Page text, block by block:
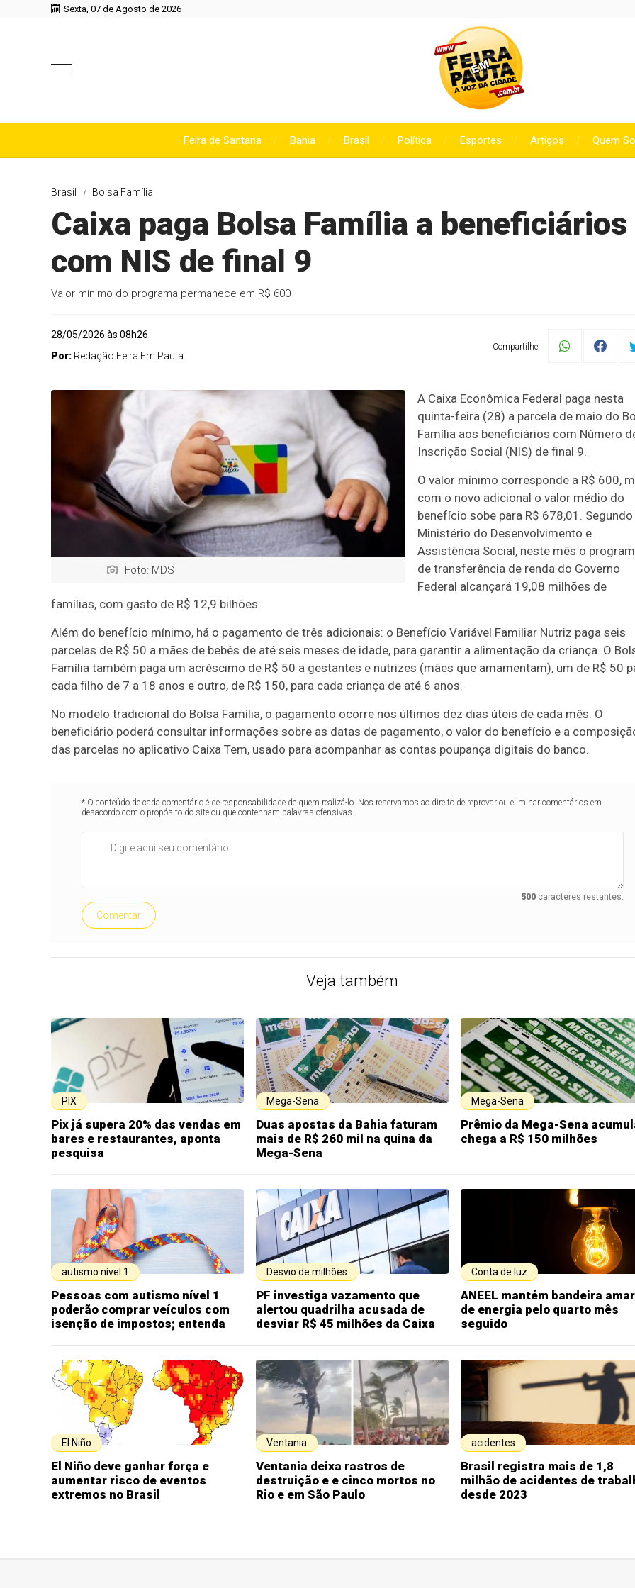
Sexta, 07 de Agosto de 2026
Feira de Santana Bahia Brasil Política Esportes Artigos Quem
Brasil Bolsa Família
Caixa paga Bolsa Família a beneficiários
com NIS de final 9
Valor mínimo do programa permanece em R$ 600
28/05/2026 às 08h26
Por: Redação Feira Em Pauta
Compartilhe:
Foto: MDS
A Caixa Econômica Federal paga nesta
quinta-feira (28) a parcela de maio do
Família aos beneficiários com Número
Inscrição Social (NIS) de final 9.
O valor mínimo corresponde a R$ 600,
com o novo adicional o valor médio do
benefício sobe para R$ 678,01. Segundo
Ministério do Desenvolvimento e
Assistência Social, neste mês o
de transferência de renda do Governo
Federal alcançará 19,08 milhões de
famílias, com gasto de R$ 12,9 bilhões.
Além do benefício mínimo, há o pagamento de três adicionais: o Benefício Variável Familiar Nutriz paga seis
parcelas de R$ 50 a mães de bebês de até seis meses de idade, para garantir a alimentação da criança. O
Família também paga um acréscimo de R$ 50 a gestantes e nutrizes (mães que amamentam), um de R$ 50
cada filho de 7 a 18 anos e outro, de R$ 150, para cada criança de até 6 anos.
No modelo tradicional do Bolsa Família, o pagamento ocorre nos últimos dez dias úteis de cada mês. O
beneficiário poderá consultar informações sobre as datas de pagamento, o valor do benefício e a
das parcelas no aplicativo Caixa Tem, usado para acompanhar as contas poupança digitais do banco.
* O conteúdo de cada comentário é de responsabilidade de quem realizá-lo. Nos reservamos ao direito de reprovar ou eliminar comentários em
desacordo com o propósito do site ou que contenham palavras ofensivas.
500caracteres restantes.
Comentar
Veja também
PIX
Pix já supera 20% das vendas em
bares e restaurantes, aponta
pesquisa
Mega-Sena
Duas apostas da Bahia faturam
mais de R$ 260 mil na quina da
Mega-Sena
Mega-Sena
Prêmio da Mega-Sena
chega a R$ 150 milhões
autismo nível 1
Pessoas com autismo nível 1
poderão comprar veículos com
isenção de impostos; entenda
Desvio de milhões
PF investiga vazamento que
alertou quadrilha acusada de
desviar R$ 45 milhões da Caixa
Conta de luz
ANEEL mantém bandeira
de energia pelo quarto mês
seguido
El Niño
El Niño deve ganhar força e
aumentar risco de eventos
extremos no Brasil
Ventania
Ventania deixa rastros de
destruição e e cinco mortos no
Rio e em São Paulo
acidentes
Brasil registra mais de 1,8
milhão de acidentes de
desde 2023